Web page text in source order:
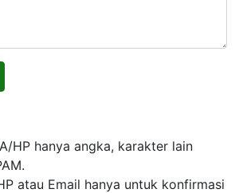
HP hanya angka, karakter lain
atau Email hanya untuk konfirmasi